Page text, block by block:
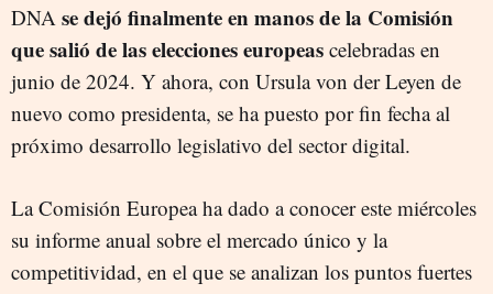
DNA se dejó finalmente en manos de la Comisión
que salió de las elecciones europeas celebradas en
junio de 2024. Y ahora, con Ursula von der Leyen de
nuevo como presidenta, se ha puesto por fin fecha al
próximo desarrollo legislativo del sector digital.
La Comisión Europea ha dado a conocer este miércoles
su informe anual sobre el mercado único y la
competitividad, en el que se analizan los puntos fuertes